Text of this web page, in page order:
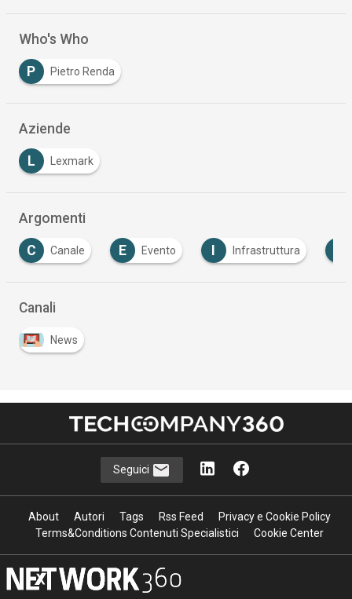
Who's Who
P Pietro Renda
Aziende
L Lexmark
Argomenti
C Canale E Evento Infrastruttura
Canali
News
Seguici
About Autori Tags Rss Feed
Privacy e Cookie Policy
Terms&Conditions Contenuti Specialistici
Cookie Center